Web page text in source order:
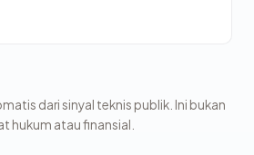
dari sinyal teknis publik. Ini bukan
hukum atau finansial.